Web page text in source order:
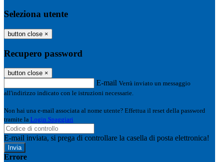
Seleziona utente
button close ×
Recupero password
button close ×
E-mail Verrà inviato un messaggio
all'indirizzo indicato con le istruzioni necessarie.
Non hai una e-mail associata al nome utente? Effettua il reset della password
tramite la Login Spaggiari
E-mail inviata, si prega di controllare la casella di posta elettronica!
Errore